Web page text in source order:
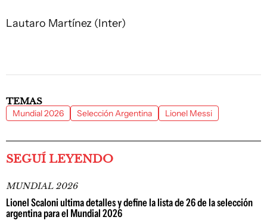
Lautaro Martínez (Inter)
TEMAS
Mundial 2026 Selección Argentina Lionel Messi
SEGUÍ LEYENDO
MUNDIAL 2026
Lionel Scaloni ultima detalles y define la lista de 26 de la selección
argentina para el Mundial 2026